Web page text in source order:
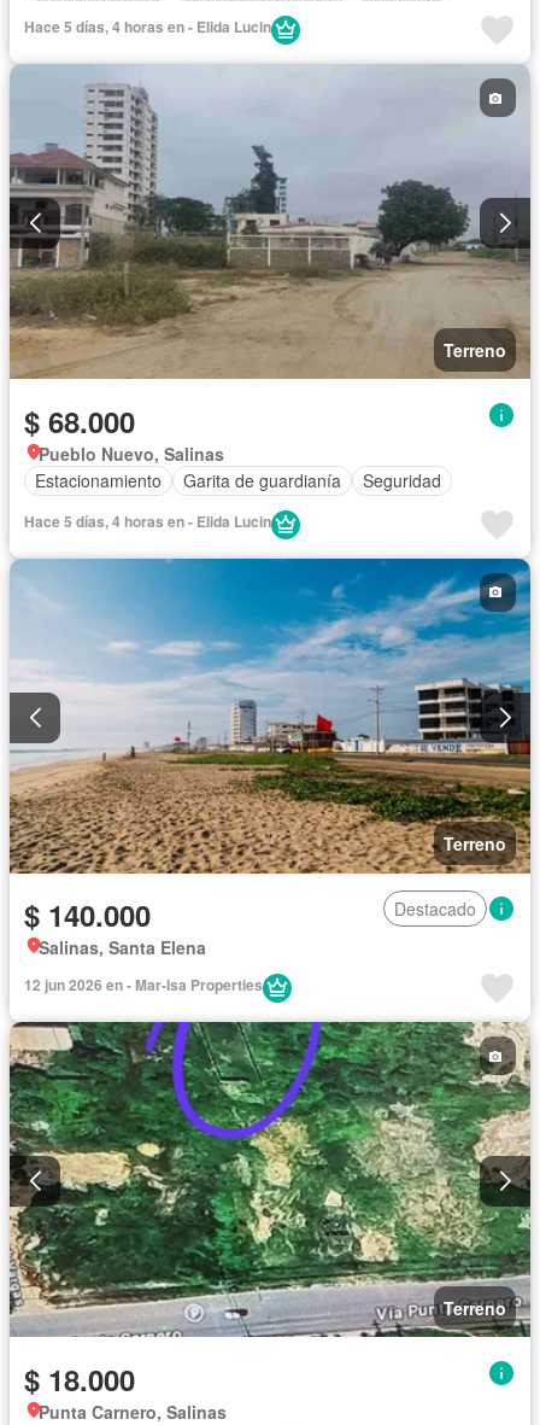
Hace 5 días, 4 horas en - Elida Lucin
Terreno
$ 68.000
Pueblo Nuevo, Salinas
Estacionamiento
Garita de guardianía Seguridad
Hace 5 días, 4 horas en - Elida Lucin
Terreno
$ 140.000
Destacado
Salinas, Santa Elena
12 jun 2026 en - Mar-Isa Properties
Terreno
$ 18.000
Punta Carnero, Salinas